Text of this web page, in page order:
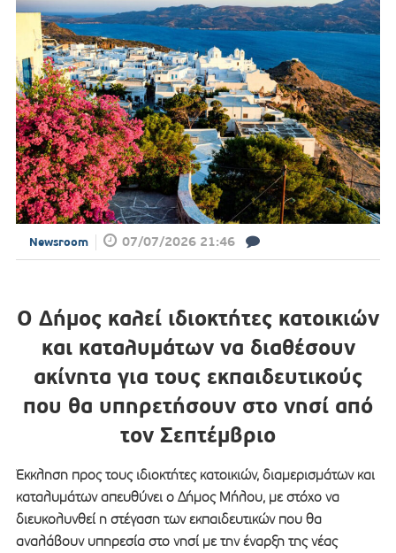
Newsroom 07/07/2026 21:46
Ο Δήμος καλεί ιδιοκτήτες κατοικιών
και καταλυμάτων να διαθέσουν
ακίνητα για τους εκπαιδευτικούς
που θα υπηρετήσουν στο νησί από
τον Σεπτέμβριο
Έκκληση προς τους ιδιοκτήτες κατοικιών, διαμερισμάτων και
καταλυμάτων απευθύνει ο Δήμος Μήλου, με στόχο να
διευκολυνθεί η στέγαση των εκπαιδευτικών που θα
αναλάβουν υπηρεσία στο νησί με την έναρξη της νέας